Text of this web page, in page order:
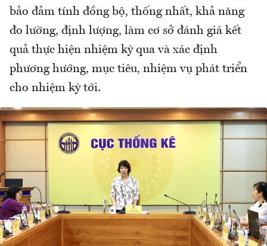
bảo đảm tính đồng bộ, thống nhất, khả năng
đo lường, định lượng, làm cơ sở đánh giá kết
quả thực hiện nhiệm kỳ qua và xác định
phương hướng, mục tiêu, nhiệm vụ phát triển
cho nhiệm kỳ tới.